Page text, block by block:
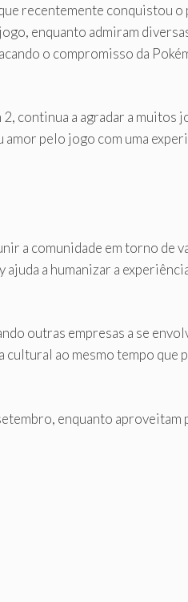
recentemente conquistou o
enquanto admiram
o compromisso da
continua a agradar a muitos
pelo jogo com uma
a comunidade em torno de
a humanizar a
outras empresas a se
ao mesmo tempo que
enquanto aproveitam